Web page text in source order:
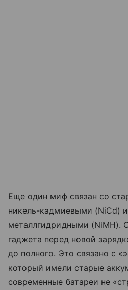
Еще один миф связан со
никель-кадмиевыми (NiCd)
металлгидридными (NiMH).
гаджета перед новой
до полного. Это связано с
который имели старые
современные батареи не